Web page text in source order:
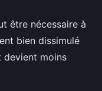
être nécessaire à
bien dissimulé
devient moins